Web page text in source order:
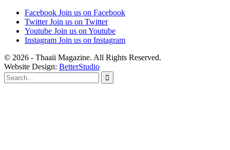
Facebook Join us on Facebook
Twitter Join us on Twitter
Youtube Join us on Youtube
Instagram Join us on Instagram
© 2026 - Thaaii Magazine. All Rights Reserved.
Website Design: BetterStudio